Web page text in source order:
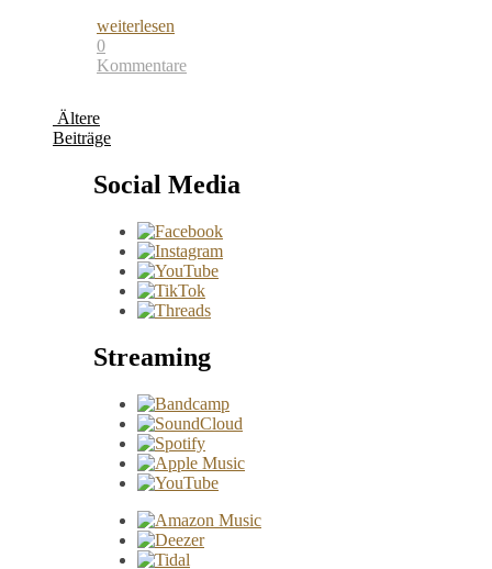
weiterlesen
0
Kommentare
Ältere
Beiträge
Social Media
Streaming